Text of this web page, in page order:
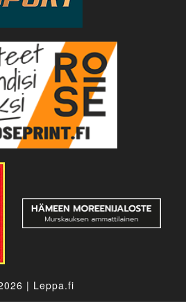
| Leppa.fi